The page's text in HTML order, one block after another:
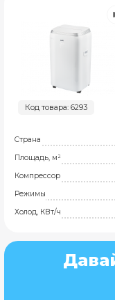
Код товара: 6293
Страна
Площадь, м²
Компрессор
Режимы
Холод, КВт/ч